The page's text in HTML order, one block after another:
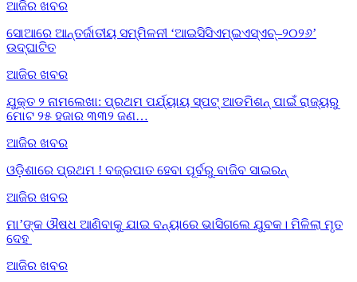
ଆଜିର ଖବର
ସୋଆରେ ଆନ୍ତର୍ଜାତୀୟ ସମ୍ମିଳନୀ ‘ଆଇସିସିଏମ୍‌ଇଏସ୍‌ଏଚ୍‌–୨୦୨୬’
ଉଦ୍‌ଘାଟିତ
ଆଜିର ଖବର
ଯୁକ୍ତ ୨ ନାମଲେଖା: ପ୍ରଥମ ପର୍ଯ୍ୟାୟ ସ୍ପଟ୍ ଆଡମିଶନ୍ ପାଇଁ ରାଜ୍ୟରୁ
ମୋଟ ୨୫ ହଜାର ୩୩୨ ଜଣ…
ଆଜିର ଖବର
ଓଡ଼ିଶାରେ ପ୍ରଥମ ! ବଜ୍ରପାତ ହେବା ପୂର୍ବରୁ ବାଜିବ ସାଇରନ୍
ଆଜିର ଖବର
ମା’ଙ୍କ ଔଷଧ ଆଣିବାକୁ ଯାଇ ବନ୍ୟାରେ ଭାସିଗଲେ ଯୁବକ। ମିଳିଲା ମୃତ
ଦେହ
ଆଜିର ଖବର